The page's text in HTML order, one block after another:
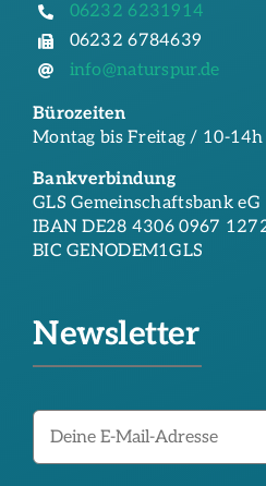
06232 6231914
06232 6784639
info@naturspur.de
Bürozeiten
Montag bis Freitag / 10-14h
Bankverbindung
GLS Gemeinschaftsbank eG
IBAN DE28 4306 0967
BIC GENODEM1GLS
Newsletter